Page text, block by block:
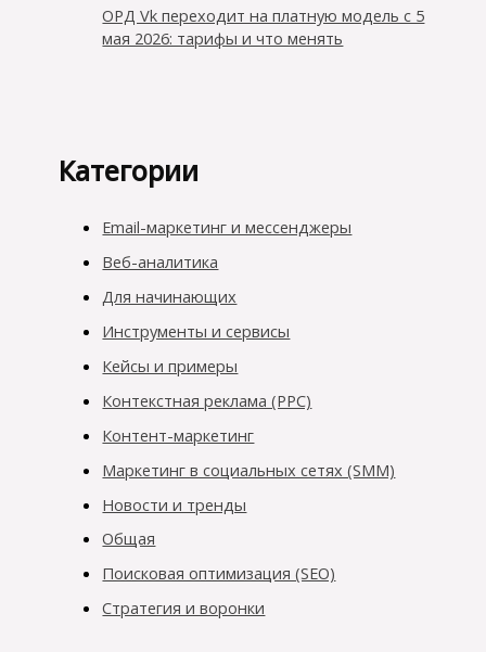
ОРД Vk переходит на платную модель с 5
мая 2026: тарифы и что менять
Категории
Email-маркетинг и мессенджеры
Веб-аналитика
Для начинающих
Инструменты и сервисы
Кейсы и примеры
Контекстная реклама (PPC)
Контент-маркетинг
Маркетинг в социальных сетях (SMM)
Новости и тренды
Общая
Поисковая оптимизация (SEO)
Стратегия и воронки